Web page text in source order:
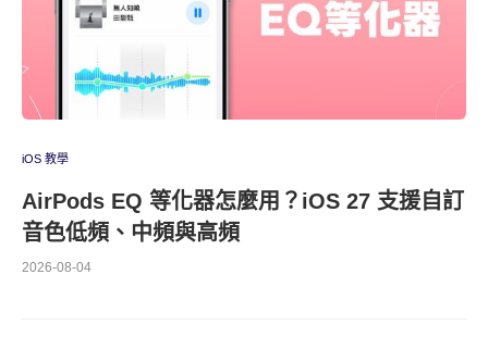
iOS 教學
AirPods EQ 等化器怎麼用？iOS 27 支援自訂
音色低頻、中頻與高頻
2026-08-04